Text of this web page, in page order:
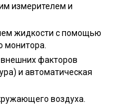
измерителем и
жидкости с помощью
монитора.
факторов
и автоматическая
воздуха.